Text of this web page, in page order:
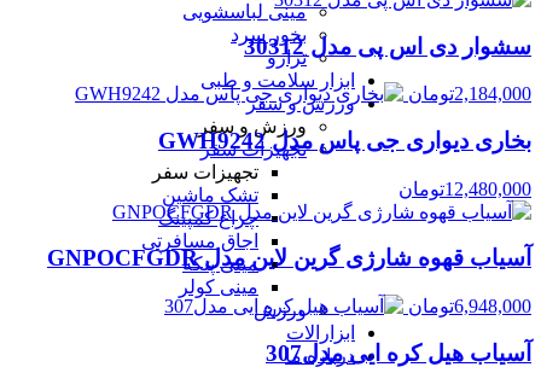
مینی لباسشویی
بخور سرد
ترازو
ابزار سلامت و طبی
ورزش و سفر
ورزش و سفر
تجهیزات سفر
تجهیزات سفر
تشک ماشین
چراغ کمپینگ
اجاق مسافرتی
مینی پنکه
مینی کولر
ورزش
ابزارالات
درباره ما
سشوار دی اس پی مدل 30312
2,184,000تومان
بخاری دیواری جی پاس مدل GWH9242
12,480,000تومان
آسیاب قهوه شارژی گرین لاین مدل GNPOCFGDR
6,948,000تومان
آسیاب هیل کره ایی مدل307